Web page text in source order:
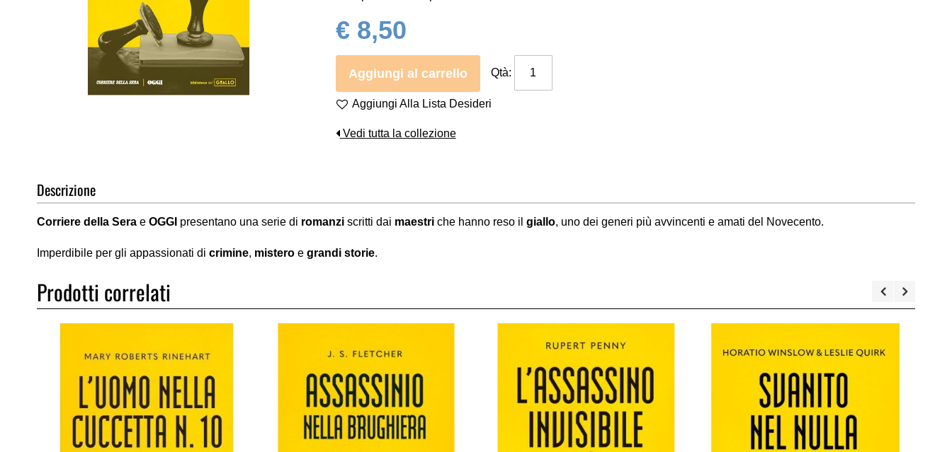
di
immagini
€ 8,50
Aggiungi al carrello Qtà:
Aggiungi Alla Lista Desideri
Vedi tutta la collezione
Descrizione
Corriere della Sera e OGGI presentano una serie di romanzi scritti dai maestri che hanno reso il giallo, uno dei generi più avvincenti e amati del Novecento.
Imperdibile per gli appassionati di crimine, mistero e grandi storie.
Prodotti correlati